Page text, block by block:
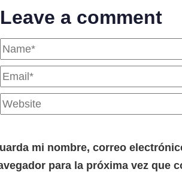
Leave a comment
mi nombre, correo
para la próxima vez que